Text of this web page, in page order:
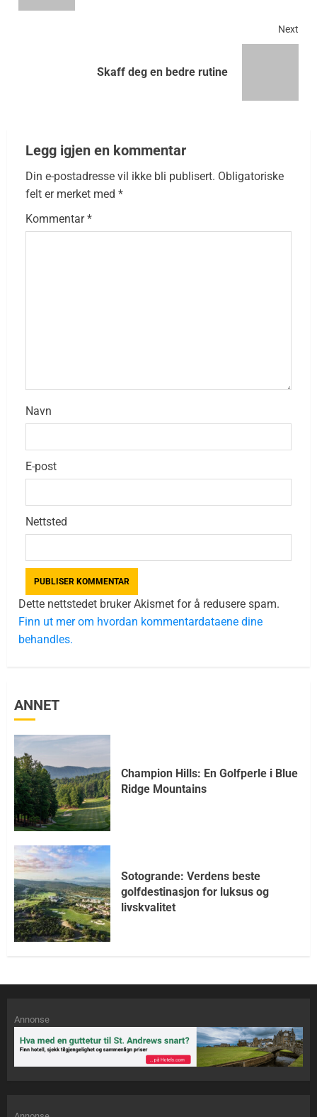
Next
Skaff deg en bedre rutine
Legg igjen en kommentar
Din e-postadresse vil ikke bli publisert. Obligatoriske
felt er merket med *
Kommentar*
Navn
E-post
Nettsted
Dette nettstedet bruker Akismet for å redusere spam.
Finn ut mer om hvordan kommentardataene dine
behandles.
ANNET
Champion Hills: En Golfperle i Blue
Ridge Mountains
Sotogrande: Verdens beste
golfdestinasjon for luksus og
livskvalitet
Annonse